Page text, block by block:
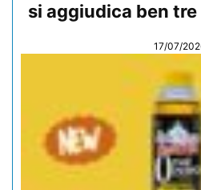
si aggiudica ben
17/07/